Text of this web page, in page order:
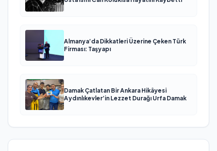
Almanya’da Dikkatleri Üzerine Çeken Türk
Firması: Taşyapı
Damak Çatlatan Bir Ankara Hikâyesi
Aydınlıkevler’in Lezzet Durağı Urfa Damak